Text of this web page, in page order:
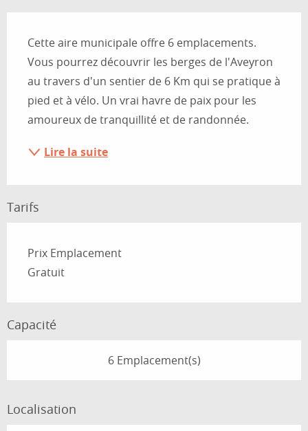
Cette aire municipale offre 6 emplacements.
Vous pourrez découvrir les berges de l'Aveyron
au travers d'un sentier de 6 Km qui se pratique à
pied et à vélo. Un vrai havre de paix pour les
amoureux de tranquillité et de randonnée.
Lire la suite
Tarifs
Prix Emplacement
Gratuit
Capacité
6 Emplacement(s)
Localisation